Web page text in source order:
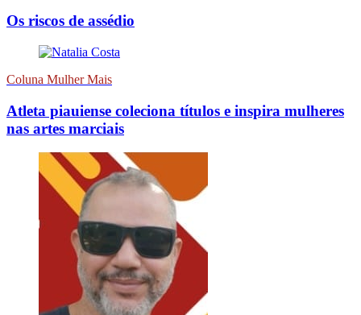
Os riscos de assédio
Coluna Mulher Mais
Atleta piauiense coleciona títulos e inspira mulheres
nas artes marciais